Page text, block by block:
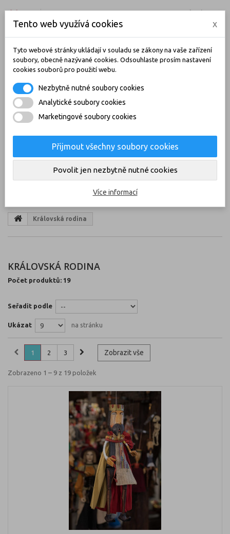
ČEŠTINA PŘIHLÁSIT SE
CZK
KONTAKT
KOŠÍK
KATEGORIE
Královská rodina
KRÁLOVSKÁ RODINA
Počet produktů: 19
Seřadit podle
Ukázat na stránku
Zobrazit vše
1 2 3
Zobrazeno 1 – 9 z 19 položek
Tento web využívá cookies x
Tyto webové stránky ukládají v souladu se zákony na vaše zařízení
soubory, obecně nazývané cookies. Odsouhlaste prosím nastavení
cookies souborů pro použití webu.
Nezbytně nutné soubory cookies
Analytické soubory cookies
Marketingové soubory cookies
Přijmout všechny soubory cookies
Povolit jen nezbytně nutné cookies
Více informací